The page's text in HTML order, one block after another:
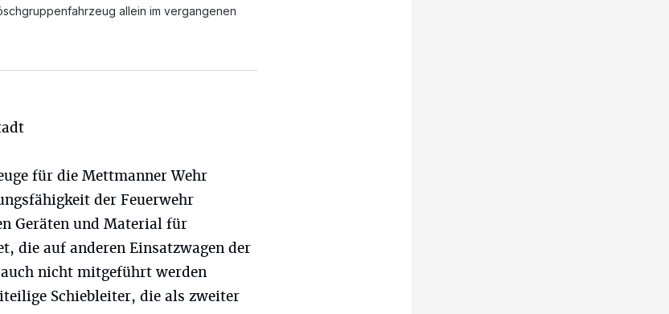
allein im vergangenen
für die Mettmanner Wehr
der Feuerwehr
Geräten und Material für
die auf anderen Einsatzwagen der
nicht mitgeführt werden
Schiebleiter, die als zweiter